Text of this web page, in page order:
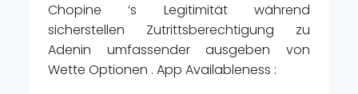
Chopine ‘s Legitimität während
sicherstellen Zutrittsberechtigung zu
Adenin umfassender ausgeben von
Wette Optionen . App Availableness :